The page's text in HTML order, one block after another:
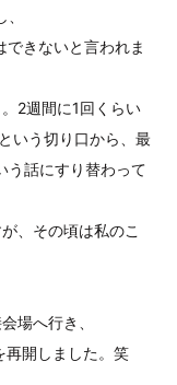
きないと言われま
2週間に1回くらい
いう切り口から、最
話にすり替わって
、その頃は私のこ
場へ行き、
再開しました。笑